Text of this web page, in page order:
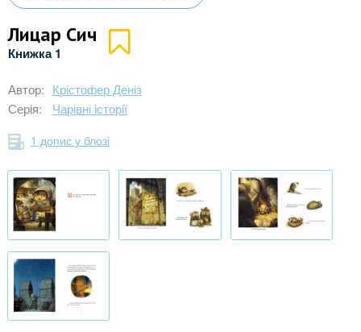
Лицар Сич
Книжка 1
Автор: Крістофер Деніз
Серія:
Чарівні історії
1 допис у блозі